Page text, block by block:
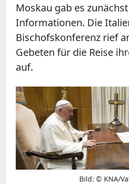
Moskau gab es
Informationen. Die
Bischofskonferenz rief
Gebeten für die Reise
auf.
Bild: © KNA/